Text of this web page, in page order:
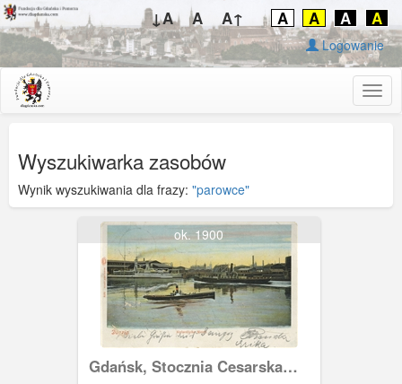
↓A A A↑ A A A A
Logowanie
Wyszukiwarka zasobów
Wynik wyszukiwania dla frazy: "parowce"
ok. 1900
Gdańsk, Stocznia Cesarska